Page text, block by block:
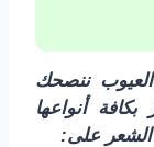
ننصحك
أنواعها
الشعر على: